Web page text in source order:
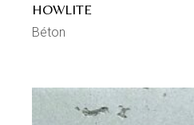
HOWLITE
Béton